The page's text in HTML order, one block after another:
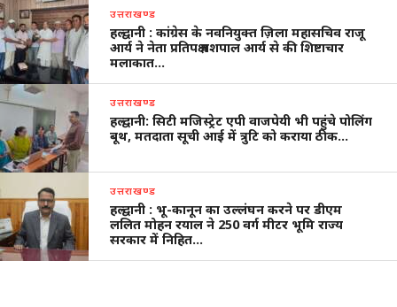
उत्तराखण्ड
हल्द्वानी : कांग्रेस के नवनियुक्त ज़िला महासचिव राजू
आर्य ने नेता प्रतिपक्ष यशपाल आर्य से की शिष्टाचार
मलाकात…
उत्तराखण्ड
हल्द्वानी: सिटी मजिस्ट्रेट एपी वाजपेयी भी पहुंचे पोलिंग
बूथ, मतदाता सूची आई में त्रुटि को कराया ठीक…
उत्तराखण्ड
हल्द्वानी : भू-कानून का उल्लंघन करने पर डीएम
ललित मोहन रयाल ने 250 वर्ग मीटर भूमि राज्य
सरकार में निहित…